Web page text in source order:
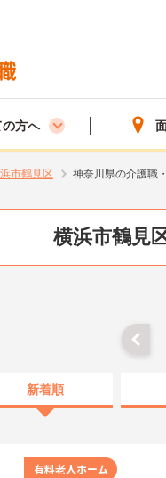
方へ
市鶴見区 神奈川県の介護職
横浜市鶴見
新着順
有料老人ホーム